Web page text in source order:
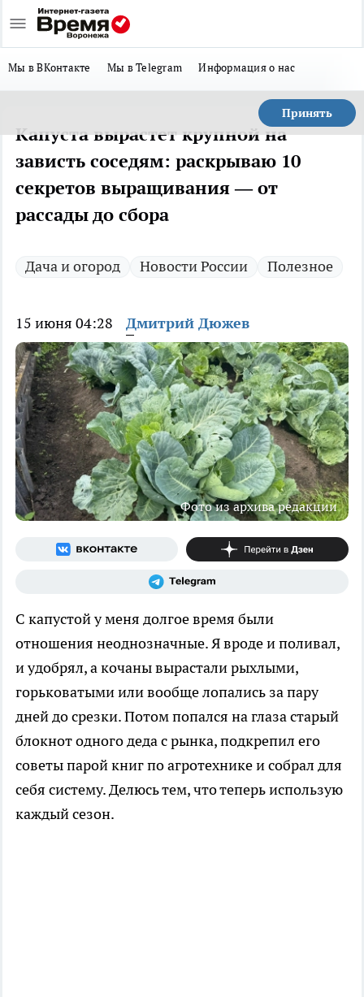
Мы в ВКонтакте Мы в Telegram Информация о нас
Принять
Капуста вырастет крупной на
зависть соседям: раскрываю 10
секретов выращивания — от
рассады до сбора
Дача и огород Новости России Полезное
15 июня 04:28 Дмитрий Дюжев
Фото из архива редакции
С капустой у меня долгое время были
отношения неоднозначные. Я вроде и поливал,
и удобрял, а кочаны вырастали рыхлыми,
горьковатыми или вообще лопались за пару
дней до срезки. Потом попался на глаза старый
блокнот одного деда с рынка, подкрепил его
советы парой книг по агротехнике и собрал для
себя систему. Делюсь тем, что теперь использую
каждый сезон.